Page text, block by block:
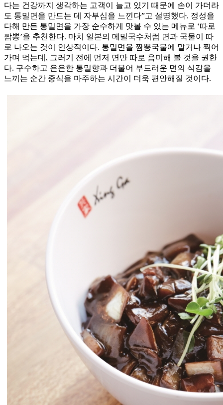
다는 건강까지 생각하는 고객이 늘고 있기 때문에 손이 가더라
도 통밀면을 만드는 데 자부심을 느낀다”고 설명했다. 정성을
다해 만든 통밀면을 가장 순수하게 맛볼 수 있는 메뉴로 ‘따로
짬뽕’을 추천한다. 마치 일본의 메밀국수처럼 면과 국물이 따
로 나오는 것이 인상적이다. 통밀면을 짬뽕국물에 말거나 찍어
가며 먹는데, 그러기 전에 먼저 면만 따로 음미해 볼 것을 권한
다. 구수하고 은은한 통밀향과 더불어 부드러운 면의 식감을
느끼는 순간 중식을 마주하는 시간이 더욱 편안해질 것이다.